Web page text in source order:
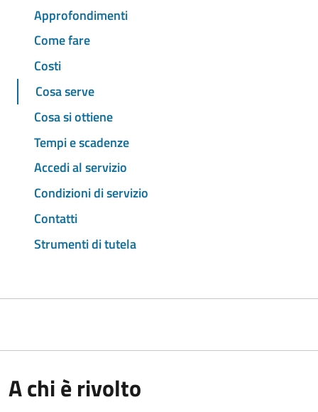
Approfondimenti
Come fare
Costi
Cosa serve
Cosa si ottiene
Tempi e scadenze
Accedi al servizio
Condizioni di servizio
Contatti
Strumenti di tutela
A chi è rivolto